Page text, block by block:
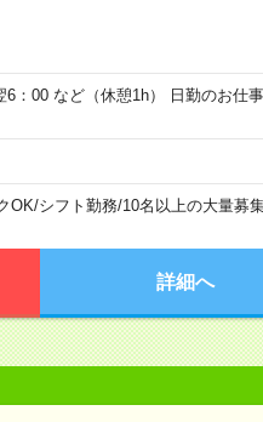
：00 など（休憩1h） 日勤のお仕
OK/シフト勤務/10名以上の大量募
詳細へ